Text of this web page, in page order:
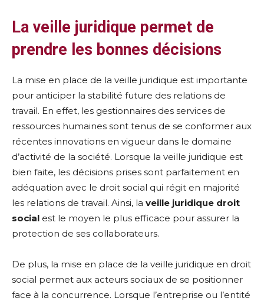
La veille juridique permet de
prendre les bonnes décisions
La mise en place de la veille juridique est importante
pour anticiper la stabilité future des relations de
travail. En effet, les gestionnaires des services de
ressources humaines sont tenus de se conformer aux
récentes innovations en vigueur dans le domaine
d’activité de la société. Lorsque la veille juridique est
bien faite, les décisions prises sont parfaitement en
adéquation avec le droit social qui régit en majorité
les relations de travail. Ainsi, la veille juridique droit
social est le moyen le plus efficace pour assurer la
protection de ses collaborateurs.
De plus, la mise en place de la veille juridique en droit
social permet aux acteurs sociaux de se positionner
face à la concurrence. Lorsque l’entreprise ou l’entité